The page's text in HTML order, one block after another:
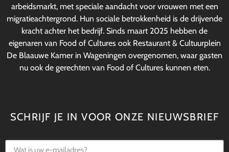
arbeidsmarkt, met speciale aandacht voor vrouwen met een
migratieachtergrond. Hun sociale betrokkenheid is de drijvende
kracht achter het bedrijf. Sinds maart 2025 hebben de
eigenaren van Food of Cultures ook Restaurant & Cultuurplein
De Blaauwe Kamer in Wageningen overgenomen, waar gasten
nu ook de gerechten van Food of Cultures kunnen eten.
SCHRIJF JE IN VOOR ONZE NIEUWSBRIEF